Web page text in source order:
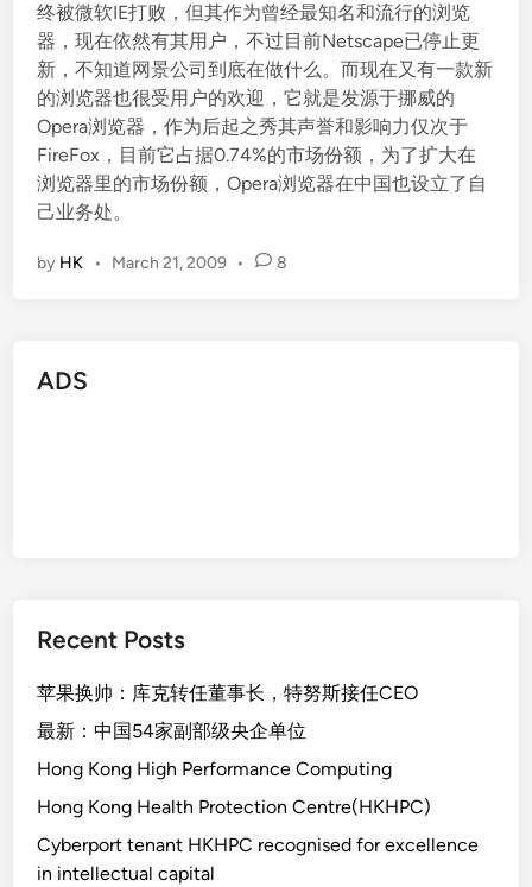
终被微软IE打败，但其作为曾经最知名和流行的浏览
器，现在依然有其用户，不过目前Netscape已停止更
新，不知道网景公司到底在做什么。而现在又有一款新
的浏览器也很受用户的欢迎，它就是发源于挪威的
Opera浏览器，作为后起之秀其声誉和影响力仅次于
FireFox，目前它占据0.74%的市场份额，为了扩大在
浏览器里的市场份额，Opera浏览器在中国也设立了自
己业务处。
by HK • March 21, 2009 • 8
ADS
Recent Posts
苹果换帅：库克转任董事长，特努斯接任CEO
最新：中国54家副部级央企单位
Hong Kong High Performance Computing
Hong Kong Health Protection Centre(HKHPC)
Cyberport tenant HKHPC recognised for excellence
in intellectual capital